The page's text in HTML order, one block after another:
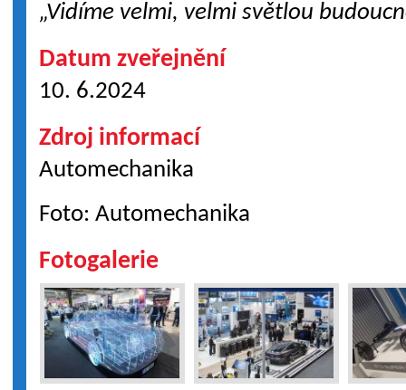
„Vidíme velmi, velmi světlou
Datum zveřejnění
10. 6.2024
Zdroj informací
Automechanika
Foto: Automechanika
Fotogalerie